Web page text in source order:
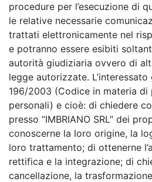
procedure per l’esecuzione di
le relative necessarie
trattati elettronicamente nel
e potranno essere esibiti
autorità giudiziaria ovvero di
legge autorizzate.
196/2003 (Codice in materia
personali) e cioè: di chiedere
presso “IMBRIANO SRL” dei
conoscerne la loro origine, la
loro trattamento; di ottenerne
rettifica e la integrazione; di
cancellazione, la